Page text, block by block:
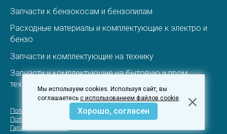
Запчасти к бензокосам и бензопилам
Расходные материалы и комплектующие к электро и
бензо
Запчасти и комплектующие на технику
Запчасти и комплектующие на бытовую и пром.
технику
Пользовательское соглашение
Политика конфеденциальности
Гарантия и вовзрат
Мы используем cookies. Используя сайт, вы
соглашаетесь с использованием файлов cookie.
Хорошо, согласен